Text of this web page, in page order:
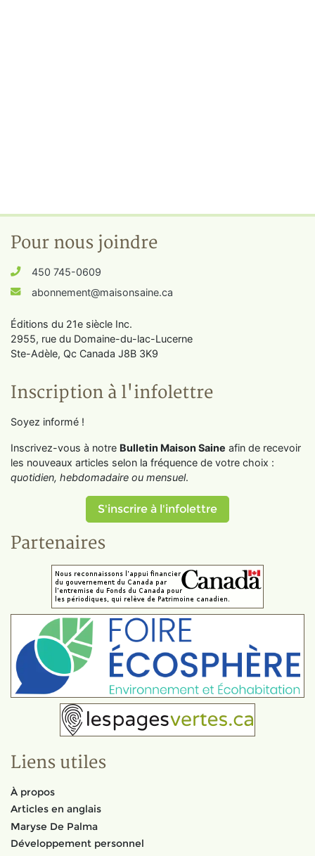
Pour nous joindre
450 745-0609
abonnement@maisonsaine.ca
Éditions du 21e siècle Inc.
2955, rue du Domaine-du-lac-Lucerne
Ste-Adèle, Qc Canada J8B 3K9
Inscription à l'infolettre
Soyez informé !
Inscrivez-vous à notre Bulletin Maison Saine afin de recevoir
les nouveaux articles selon la fréquence de votre choix :
quotidien, hebdomadaire ou mensuel.
S'inscrire à l'infolettre
Partenaires
Liens utiles
À propos
Articles en anglais
Maryse De Palma
Développement personnel